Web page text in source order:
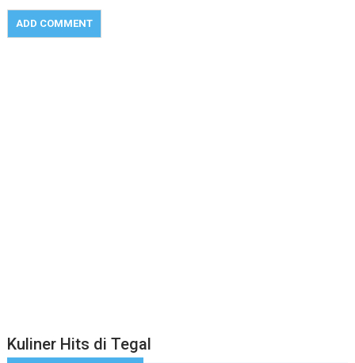
Kuliner Hits di Tegal